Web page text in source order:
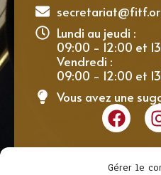
Gérer le
Lundi au jeudi :
09:00 - 12:00 et
Vendredi :
09:00 - 12:00 et
Vous avez une